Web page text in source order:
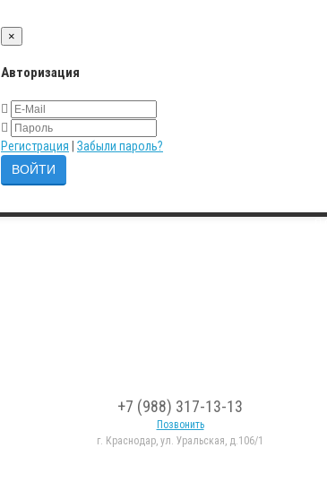
×
Авторизация
Регистрация Забыли пароль?
+7 (988) 317-13-13
Позвонить
г. Краснодар, ул. Уральская, д.106/1